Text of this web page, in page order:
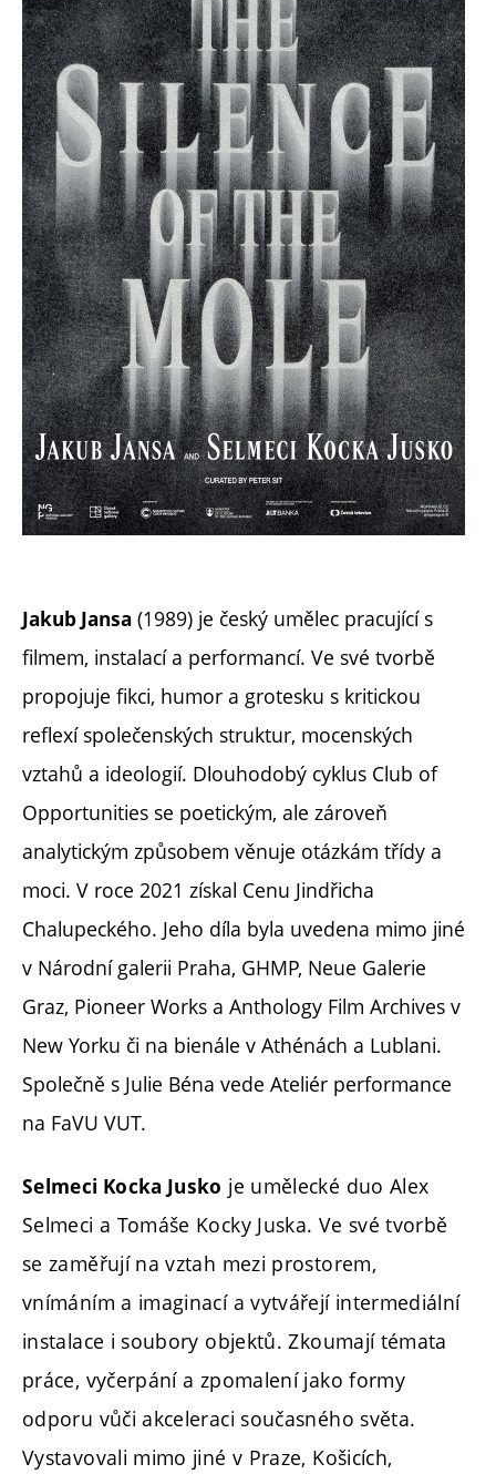
Jakub Jansa (1989) je český umělec pracující s
filmem, instalací a performancí. Ve své tvorbě
propojuje fikci, humor a grotesku s kritickou
reflexí společenských struktur, mocenských
vztahů a ideologií. Dlouhodobý cyklus Club of
Opportunities se poetickým, ale zároveň
analytickým způsobem věnuje otázkám třídy a
moci. V roce 2021 získal Cenu Jindřicha
Chalupeckého. Jeho díla byla uvedena mimo jiné
v Národní galerii Praha, GHMP, Neue Galerie
Graz, Pioneer Works a Anthology Film Archives v
New Yorku či na bienále v Athénách a Lublani.
Společně s Julie Béna vede Ateliér performance
na FaVU VUT.
Selmeci Kocka Jusko je umělecké duo Alex
Selmeci a Tomáše Kocky Juska. Ve své tvorbě
se zaměřují na vztah mezi prostorem,
vnímáním a imaginací a vytvářejí intermediální
instalace i soubory objektů. Zkoumají témata
práce, vyčerpání a zpomalení jako formy
odporu vůči akceleraci současného světa.
Vystavovali mimo jiné v Praze, Košicích,